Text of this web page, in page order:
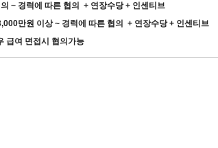
~ 경력에 따른 협의 + 연장수당 + 인센티브
만원 이상 ~ 경력에 따른 협의 + 연장수당 + 인센티브
급여 면접시 협의가능